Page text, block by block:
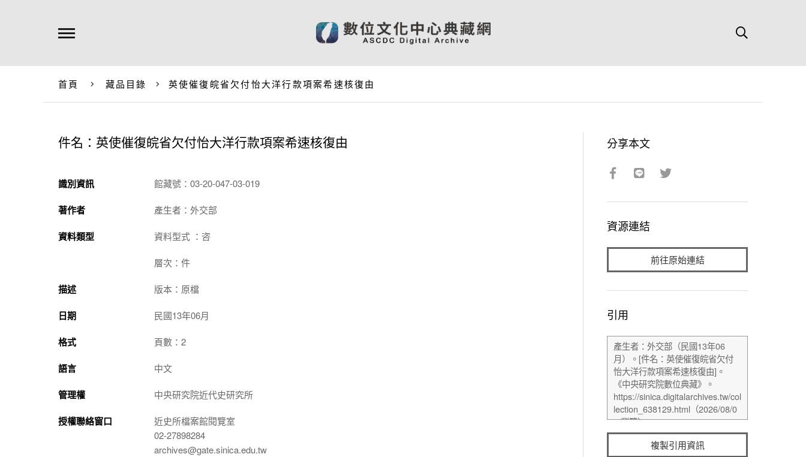
首頁 藏品目錄 英使催復皖省欠付怡大洋行款項案希速核復由
件名：英使催復皖省欠付怡大洋行款項案希速核復由
識別資訊 館藏號：03-20-047-03-019
著作者 產生者：外交部
資料類型 資料型式 ：咨
層次：件
描述 版本：原檔
日期 民國13年06月
格式 頁數：2
語言 中文
管理權 中央研究院近代史研究所
授權聯絡窗口
近史所檔案館閱覽室
02-27898284
archives@gate.sinica.edu.tw
分享本文
資源連結
前往原始連結
引用
複製引用資訊